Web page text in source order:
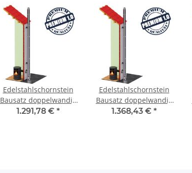
Edelstahlschornstein
Bausatz doppelwandig
3,7 m DW 150 - SWPR10
1.291,78 € *
Edelstahlschornstein
Bausatz doppelwandig
5,7 m DW 80 - SWPR10
1.368,43 € *